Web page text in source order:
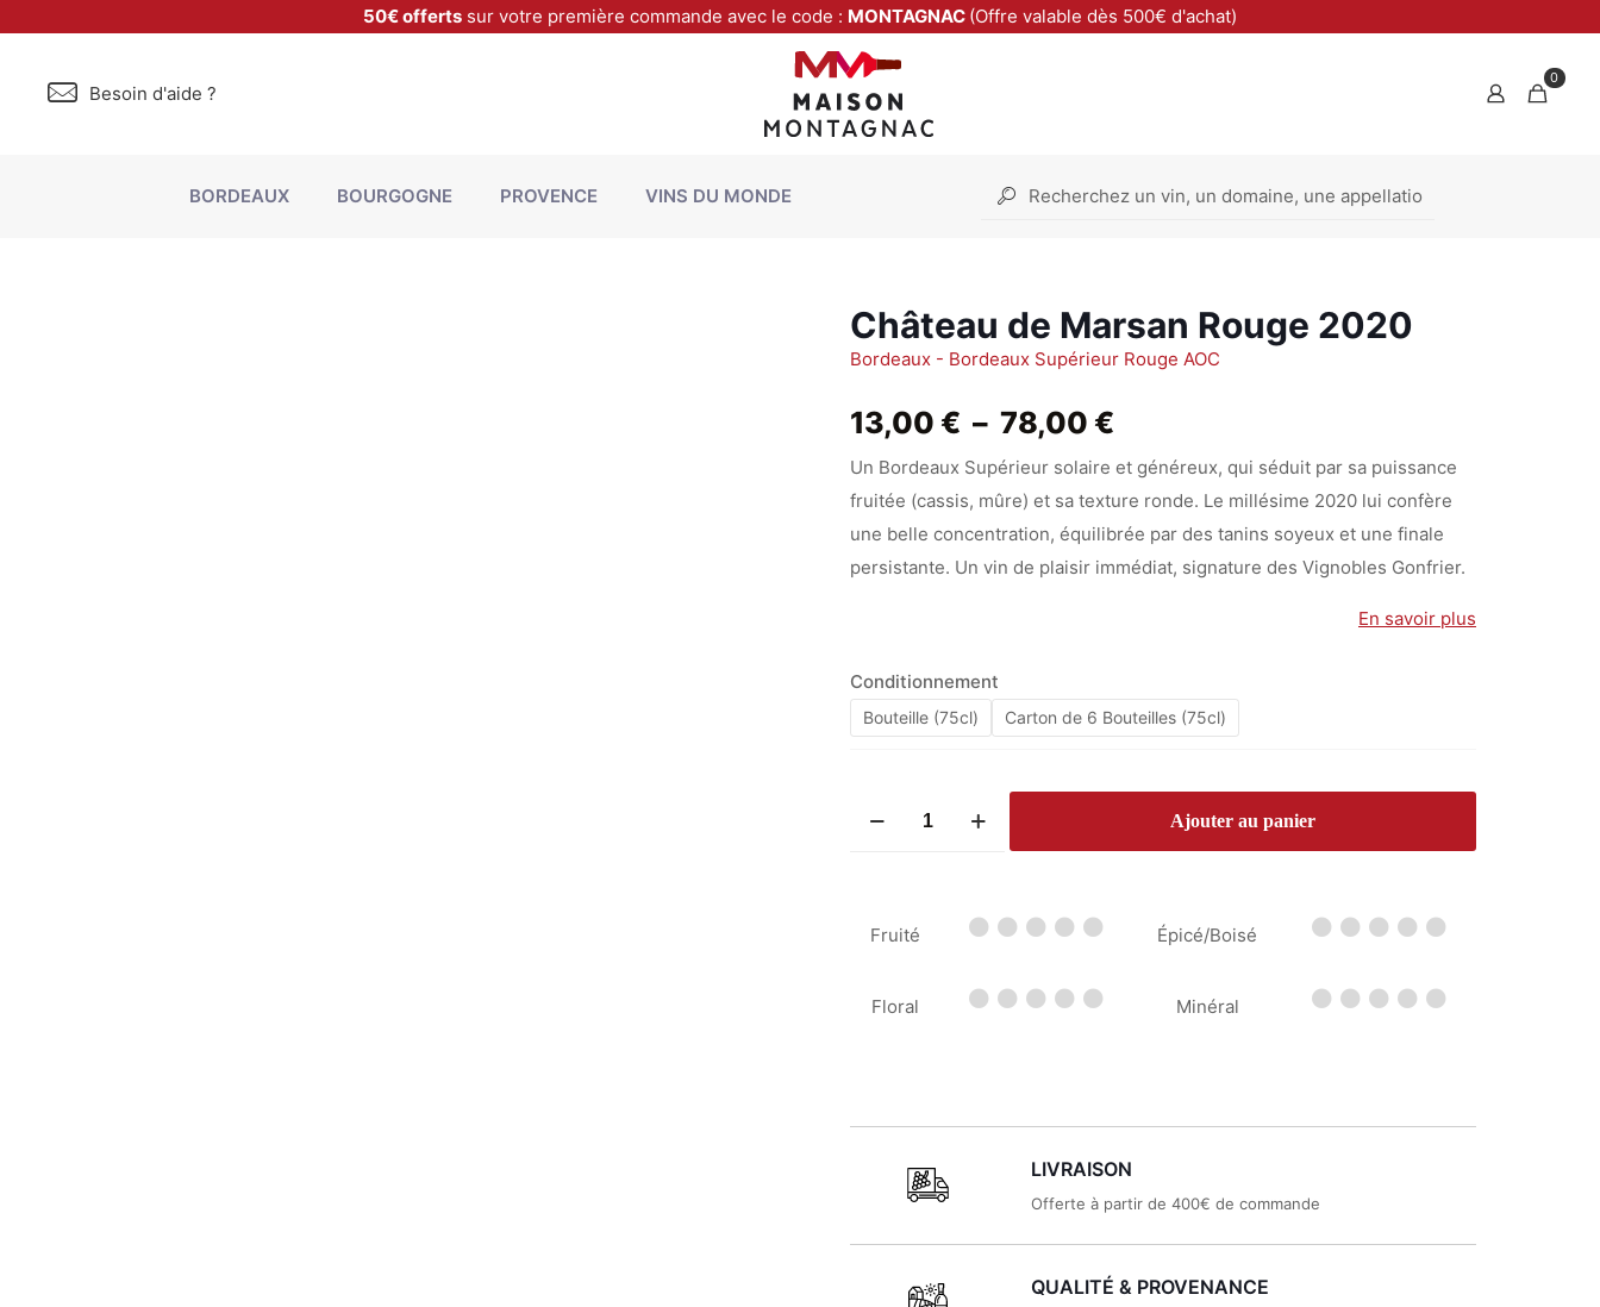
50€ offerts sur votre première commande avec le code : MONTAGNAC (Offre valable dès 500€ d'achat)
Besoin d'aide ?
0
BORDEAUX BOURGOGNE PROVENCE VINS DU MONDE
Château de Marsan Rouge 2020
Bordeaux - Bordeaux Supérieur Rouge AOC
13,00 € – 78,00 €
de
prix :
13,00 €
à
78,00 €
Un Bordeaux Supérieur solaire et généreux, qui séduit par sa puissance
fruitée (cassis, mûre) et sa texture ronde. Le millésime 2020 lui confère
une belle concentration, équilibrée par des tanins soyeux et une finale
persistante. Un vin de plaisir immédiat, signature des Vignobles Gonfrier.
En savoir plus
Conditionnement
Bouteille (75cl) Carton de 6 Bouteilles (75cl)
Marsan
2020
Ajouter au panier
Fruité Épicé/Boisé
Floral Minéral
LIVRAISON
Offerte à partir de 400€ de commande
QUALITÉ & PROVENANCE